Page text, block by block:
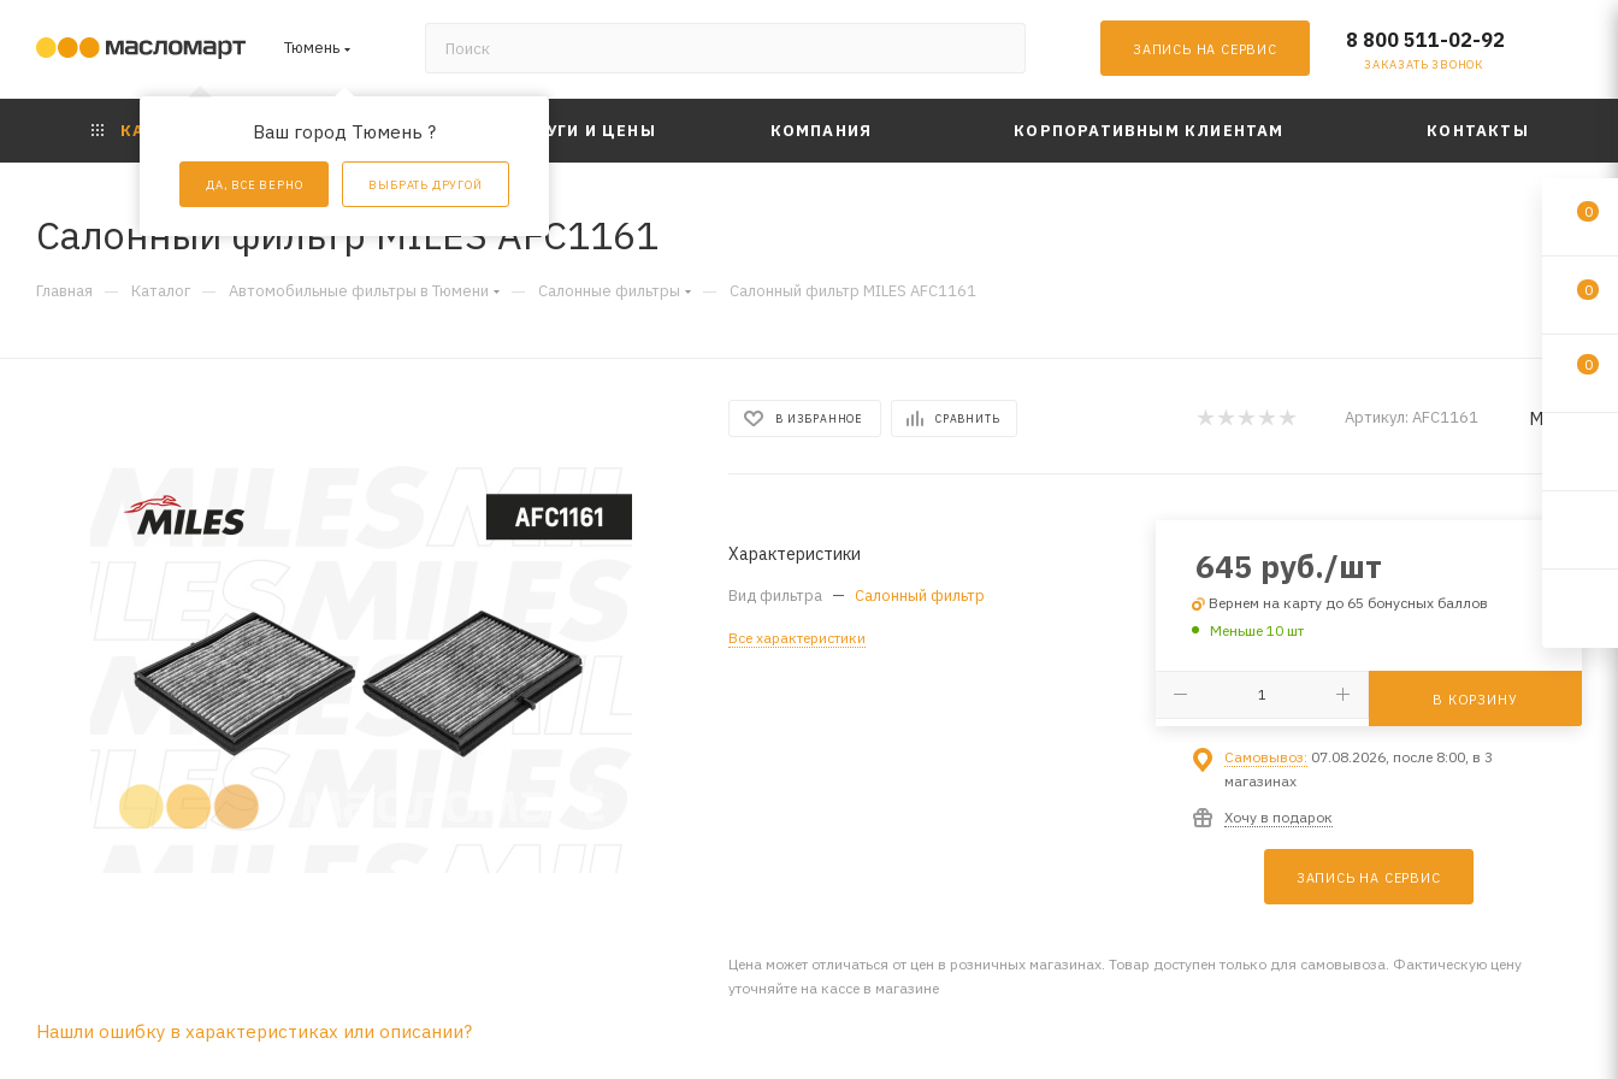
Тюмень
Ваш город Тюмень ?
ДА, ВСЕ ВЕРНО ВЫБРАТЬ ДРУГОЙ
ЗАПИСЬ НА СЕРВИС 8 800 511-02-92
ЗАКАЗАТЬ ЗВОНОК
КАТАЛОГ АКЦИИ УСЛУГИ И ЦЕНЫ КОМПАНИЯ КОРПОРАТИВНЫМ КЛИЕНТАМ КОНТАКТЫ
Салонный фильтр MILES AFC1161
Главная — Каталог — Автомобильные фильтры в Тюмени — Салонные фильтры — Салонный фильтр MILES AFC1161
В ИЗБРАННОЕ СРАВНИТЬ Артикул: AFC1161 MILES
Характеристики
Вид фильтра — Салонный фильтр
Все характеристики
645 руб./шт
Вернем на карту до 65 бонусных баллов
Меньше 10 шт
В КОРЗИНУ
Самовывоз: 07.08.2026, после 8:00, в 3
магазинах
Хочу в подарок
ЗАПИСЬ НА СЕРВИС
Цена может отличаться от цен в розничных магазинах. Товар доступен только для самовывоза. Фактическую цену
уточняйте на кассе в магазине
Нашли ошибку в характеристиках или описании?
0
0
0